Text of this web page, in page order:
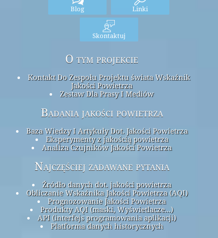
Blog Linki
Skontaktuj
O tym projekcie
Kontakt Do Zespołu Projektu świata Wskaźnik
Jakości Powietrza
Zestaw Dla Prasy I Mediów
Badania jakości powietrza
Baza Wiedzy I Artykuły Dot. Jakości Powietrza
Eksperymenty z jakością powietrza
Analiza Czujników Jakości Powietrza
Najczęściej zadawane pytania
Źródło danych dot. jakości powietrza
Obliczanie Wskaźnika Jakości Powietrza (AQI)
Prognozowanie Jakości Powietrza
Produkty AQI (maski, Wyświetlacze...)
API (interfejs programowania aplikacji)
Platforma danych historycznych